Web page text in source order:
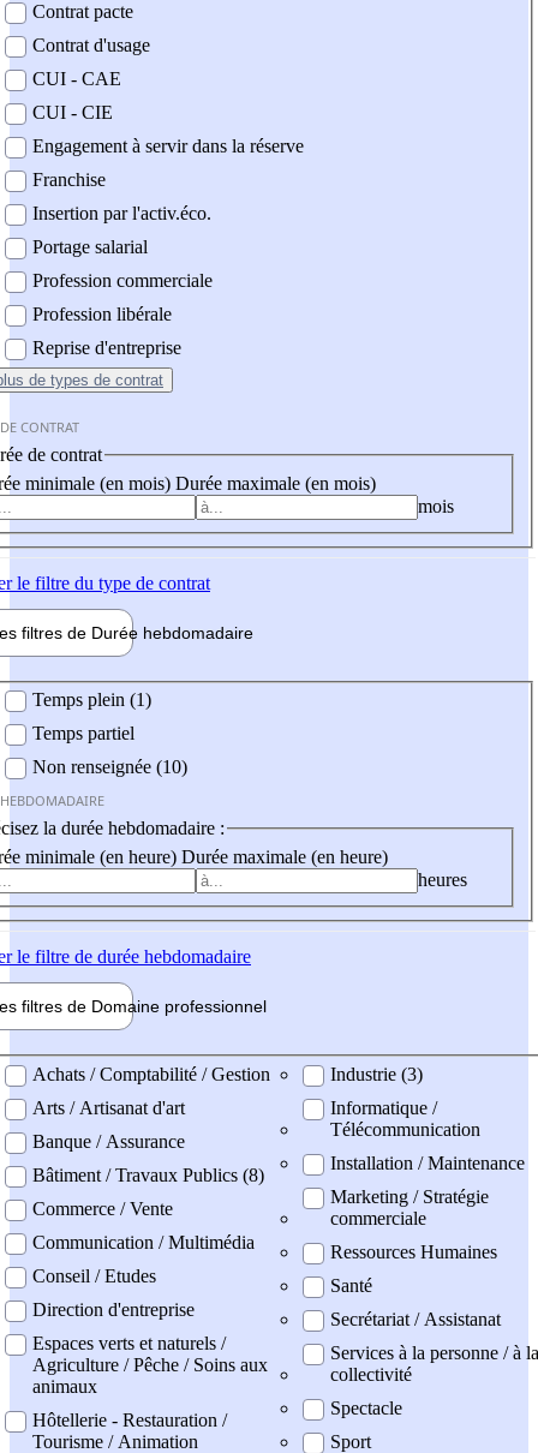
Contrat pacte
Contrat d'usage
CUI - CAE
CUI - CIE
Engagement à servir dans la réserve
Franchise
Insertion par l'activ.éco.
Portage salarial
Profession commerciale
Profession libérale
Reprise d'entreprise
de types de contrat
CONTRAT
de contrat
minimale (en mois) Durée maximale (en mois)
mois
le filtre du type de contrat
filtres de Durée hebdomadaire
Temps plein (1)
Temps partiel
Non renseignée (10)
la durée hebdomadaire :
minimale (en heure) Durée maximale (en heure)
heures
le filtre de durée hebdomadaire
filtres de Domaine professionnel
professionel
Achats / Comptabilité / Gestion
Arts / Artisanat d'art
Banque / Assurance
Bâtiment / Travaux Publics (8)
Commerce / Vente
Communication / Multimédia
Conseil / Etudes
Direction d'entreprise
Espaces verts et naturels /
Agriculture / Pêche / Soins aux
animaux
Hôtellerie - Restauration /
Tourisme / Animation
Industrie (3)
Informatique /
Télécommunication
Installation / Maintenance
Marketing / Stratégie
commerciale
Ressources Humaines
Santé
Secrétariat / Assistanat
Services à la personne / à la
collectivité
Spectacle
Sport